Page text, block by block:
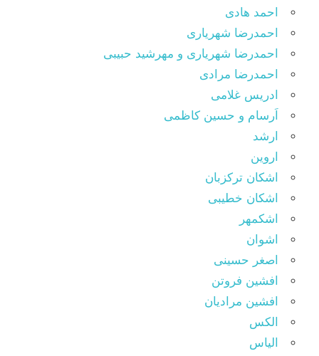
احمد هادی
احمدرضا شهریاری
احمدرضا شهریاری و مهرشید حبیبی
احمدرضا مرادی
ادریس غلامی
اَرسام و حسین کاظمی
ارشد
اروین
اشکان ترکزبان
اشکان خطیبی
اشکمهر
اشوان
اصغر حسینی
افشین فروتن
افشین مرادیان
الکس
الیاس